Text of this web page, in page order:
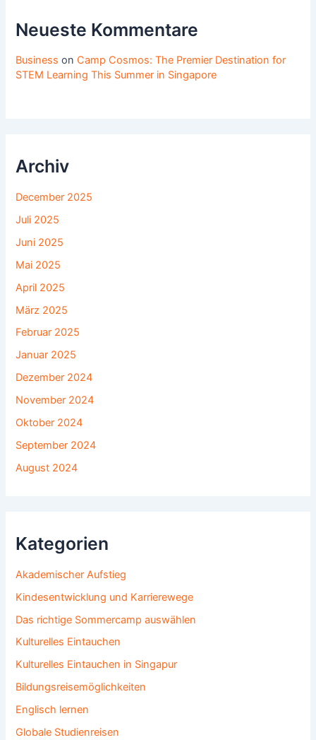
Neueste Kommentare
Business on Camp Cosmos: The Premier Destination for
STEM Learning This Summer in Singapore
Archiv
December 2025
Juli 2025
Juni 2025
Mai 2025
April 2025
März 2025
Februar 2025
Januar 2025
Dezember 2024
November 2024
Oktober 2024
September 2024
August 2024
Kategorien
Akademischer Aufstieg
Kindesentwicklung und Karrierewege
Das richtige Sommercamp auswählen
Kulturelles Eintauchen
Kulturelles Eintauchen in Singapur
Bildungsreisemöglichkeiten
Englisch lernen
Globale Studienreisen